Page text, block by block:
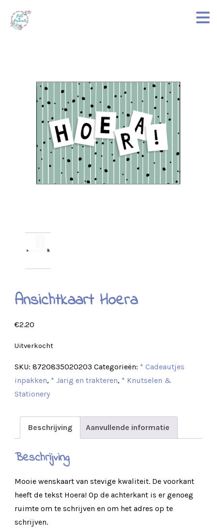
Ansichtkaart Hoera
€2.20
Uitverkocht
SKU: 8720835020203 Categorieën: * Cadeautjes
inpakken, * Jarig en trakteren, * Knutselen &
Stationery
Beschrijving Aanvullende informatie
Beschrijving
Mooie wenskaart van stevige kwaliteit. De voorkant
heeft de tekst Hoera! Op de achterkant is er genoeg
ruimte om te schrijven en om het adres op te
schrijven.